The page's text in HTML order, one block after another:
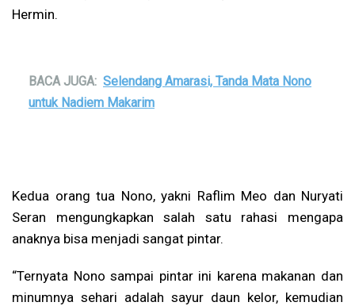
Hermin.
BACA JUGA: Selendang Amarasi, Tanda Mata Nono
untuk Nadiem Makarim
Kedua orang tua Nono, yakni Raflim Meo dan Nuryati
Seran mengungkapkan salah satu rahasi mengapa
anaknya bisa menjadi sangat pintar.
“Ternyata Nono sampai pintar ini karena makanan dan
minumnya sehari adalah sayur daun kelor, kemudian